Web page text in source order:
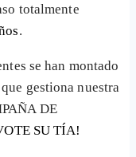
totalmente
.
se han montado
gestiona nuestra
DE
SU TÍA!